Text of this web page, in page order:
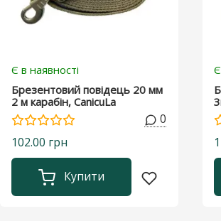
Є в наявності
Брезентовий повідець 20 мм
2 м карабін, CanicuLa
0
102.00 грн
Купити